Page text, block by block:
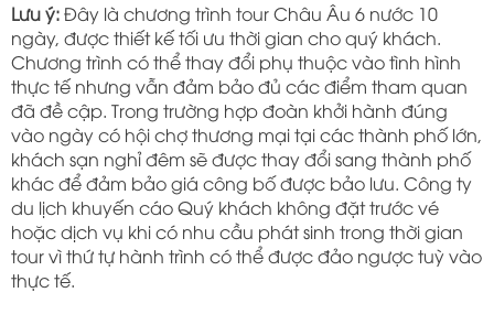
Lưu ý:Đây là chương trình tour Châu Âu 6 nước 10
ngày, được thiết kế tối ưu thời gian cho quý khách.
Chương trình có thể thay đổi phụ thuộc vào tình hình
thực tế nhưng vẫn đảm bảo đủ các điểm tham quan
đã đề cập. Trong trường hợp đoàn khởi hành đúng
vào ngày có hội chợ thương mại tại các thành phố lớn,
khách sạn nghỉ đêm sẽ được thay đổi sang thành phố
khác để đảm bảo giá công bố được bảo lưu. Công ty
du lịch khuyến cáo Quý khách không đặt trước vé
hoặc dịch vụ khi có nhu cầu phát sinh trong thời gian
tour vì thứ tự hành trình có thể được đảo ngược tuỳ vào
thực tế.